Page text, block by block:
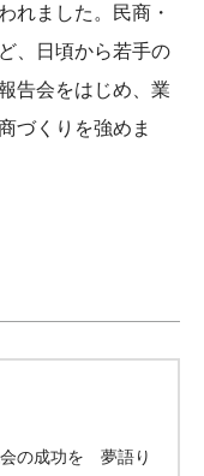
れました。民商・
、日頃から若手の
告会をはじめ、業
づくりを強めま
の成功を 夢語り